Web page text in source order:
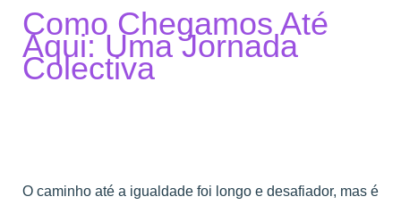
Como Chegamos Até
Aqui: Uma Jornada
Colectiva
O caminho até a igualdade foi longo e desafiador, mas é